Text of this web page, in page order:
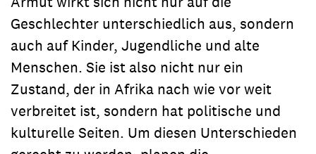
Geschlechter unterschiedlich aus, sondern
auch auf Kinder, Jugendliche und alte
Menschen. Sie ist also nicht nur ein
Zustand, der in Afrika nach wie vor weit
verbreitet ist, sondern hat politische und
kulturelle Seiten. Um diesen Unterschieden